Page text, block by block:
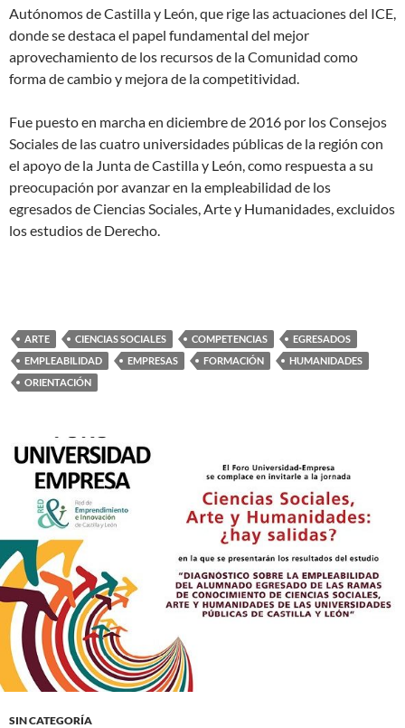
Autónomos de Castilla y León, que rige las actuaciones del ICE,
donde se destaca el papel fundamental del mejor
aprovechamiento de los recursos de la Comunidad como
forma de cambio y mejora de la competitividad.
Fue puesto en marcha en diciembre de 2016 por los Consejos
Sociales de las cuatro universidades públicas de la región con
el apoyo de la Junta de Castilla y León, como respuesta a su
preocupación por avanzar en la empleabilidad de los
egresados de Ciencias Sociales, Arte y Humanidades, excluidos
los estudios de Derecho.
ARTE CIENCIAS SOCIALES COMPETENCIAS
EGRESADOS
EMPLEABILIDAD
EMPRESAS FORMACIÓN
HUMANIDADES
ORIENTACIÓN
SIN CATEGORÍA